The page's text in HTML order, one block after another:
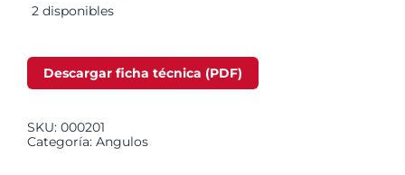
2 disponibles
Descargar ficha técnica (PDF)
SKU: 000201
Categoría: Angulos